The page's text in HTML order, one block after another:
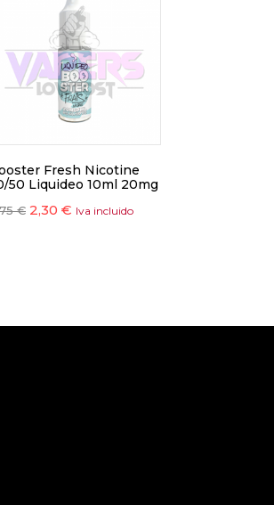
Fresh Nicotine
50 Liquideo 10ml 20mg
€ 2,30 € Iva incluido